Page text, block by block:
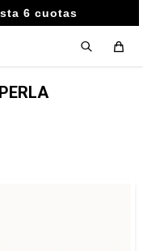
6 cuotas